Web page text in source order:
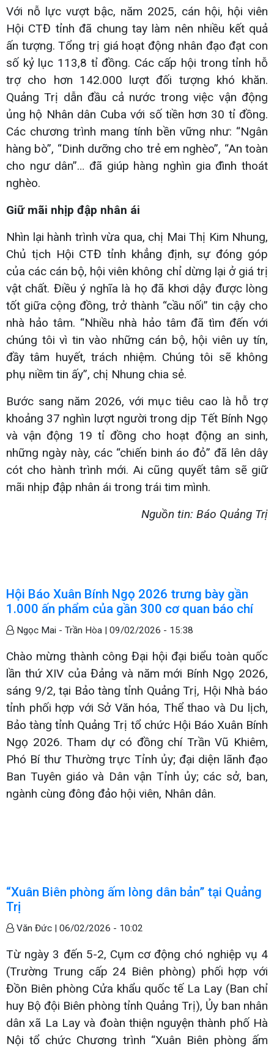
Với nỗ lực vượt bậc, năm 2025, cán hội, hội viên
Hội CTĐ tỉnh đã chung tay làm nên nhiều kết quả
ấn tượng. Tổng trị giá hoạt động nhân đạo đạt con
số kỷ lục 113,8 tỉ đồng. Các cấp hội trong tỉnh hỗ
trợ cho hơn 142.000 lượt đối tượng khó khăn.
Quảng Trị dẫn đầu cả nước trong việc vận động
ủng hộ Nhân dân Cuba với số tiền hơn 30 tỉ đồng.
Các chương trình mang tính bền vững như: “Ngân
hàng bò”, “Dinh dưỡng cho trẻ em nghèo”, “An toàn
cho ngư dân”… đã giúp hàng nghìn gia đình thoát
nghèo.
Giữ mãi nhịp đập nhân ái
Nhìn lại hành trình vừa qua, chị Mai Thị Kim Nhung,
Chủ tịch Hội CTĐ tỉnh khẳng định, sự đóng góp
của các cán bộ, hội viên không chỉ dừng lại ở giá trị
vật chất. Điều ý nghĩa là họ đã khơi dậy được lòng
tốt giữa cộng đồng, trở thành “cầu nối” tin cậy cho
nhà hảo tâm. “Nhiều nhà hảo tâm đã tìm đến với
chúng tôi vì tin vào những cán bộ, hội viên uy tín,
đầy tâm huyết, trách nhiệm. Chúng tôi sẽ không
phụ niềm tin ấy”, chị Nhung chia sẻ.
Bước sang năm 2026, với mục tiêu cao là hỗ trợ
khoảng 37 nghìn lượt người trong dịp Tết Bính Ngọ
và vận động 19 tỉ đồng cho hoạt động an sinh,
những ngày này, các “chiến binh áo đỏ” đã lên dây
cót cho hành trình mới. Ai cũng quyết tâm sẽ giữ
mãi nhịp đập nhân ái trong trái tim mình.
Nguồn tin: Báo Quảng Trị
Hội Báo Xuân Bính Ngọ 2026 trưng bày gần
1.000 ấn phẩm của gần 300 cơ quan báo chí
Ngọc Mai - Trần Hòa | 09/02/2026 - 15:38
Chào mừng thành công Đại hội đại biểu toàn quốc
lần thứ XIV của Đảng và năm mới Bính Ngọ 2026,
sáng 9/2, tại Bảo tàng tỉnh Quảng Trị, Hội Nhà báo
tỉnh phối hợp với Sở Văn hóa, Thể thao và Du lịch,
Bảo tàng tỉnh Quảng Trị tổ chức Hội Báo Xuân Bính
Ngọ 2026. Tham dự có đồng chí Trần Vũ Khiêm,
Phó Bí thư Thường trực Tỉnh ủy; đại diện lãnh đạo
Ban Tuyên giáo và Dân vận Tỉnh ủy; các sở, ban,
ngành cùng đông đảo hội viên, Nhân dân.
“Xuân Biên phòng ấm lòng dân bản” tại Quảng
Trị
Văn Đức | 06/02/2026 - 10:02
Từ ngày 3 đến 5-2, Cụm cơ động chó nghiệp vụ 4
(Trường Trung cấp 24 Biên phòng) phối hợp với
Đồn Biên phòng Cửa khẩu quốc tế La Lay (Ban chỉ
huy Bộ đội Biên phòng tỉnh Quảng Trị), Ủy ban nhân
dân xã La Lay và đoàn thiện nguyện thành phố Hà
Nội tổ chức Chương trình “Xuân Biên phòng ấm